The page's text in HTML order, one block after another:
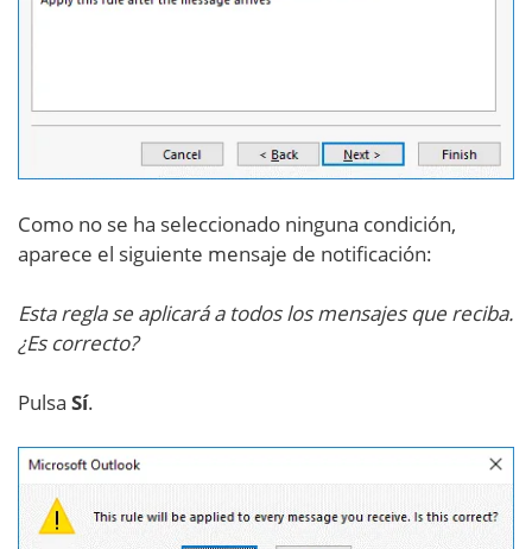
Como no se ha seleccionado ninguna condición,
aparece el siguiente mensaje de notificación:
Esta regla se aplicará a todos los mensajes que reciba.
¿Es correcto?
Pulsa Sí.